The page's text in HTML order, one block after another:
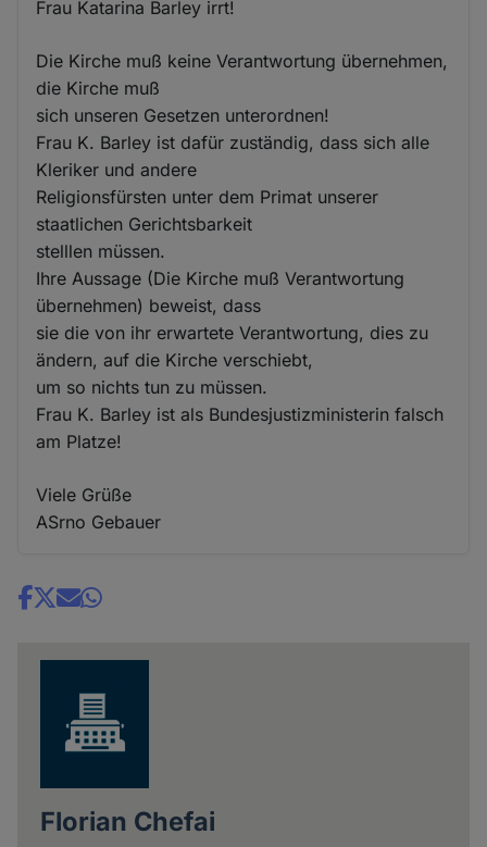
Frau Katarina Barley irrt!
Die Kirche muß keine Verantwortung übernehmen,
die Kirche muß
sich unseren Gesetzen unterordnen!
Frau K. Barley ist dafür zuständig, dass sich alle
Kleriker und andere
Religionsfürsten unter dem Primat unserer
staatlichen Gerichtsbarkeit
stelllen müssen.
Ihre Aussage (Die Kirche muß Verantwortung
übernehmen) beweist, dass
sie die von ihr erwartete Verantwortung, dies zu
ändern, auf die Kirche verschiebt,
um so nichts tun zu müssen.
Frau K. Barley ist als Bundesjustizministerin falsch
am Platze!
Viele Grüße
ASrno Gebauer
Share
Florian Chefai